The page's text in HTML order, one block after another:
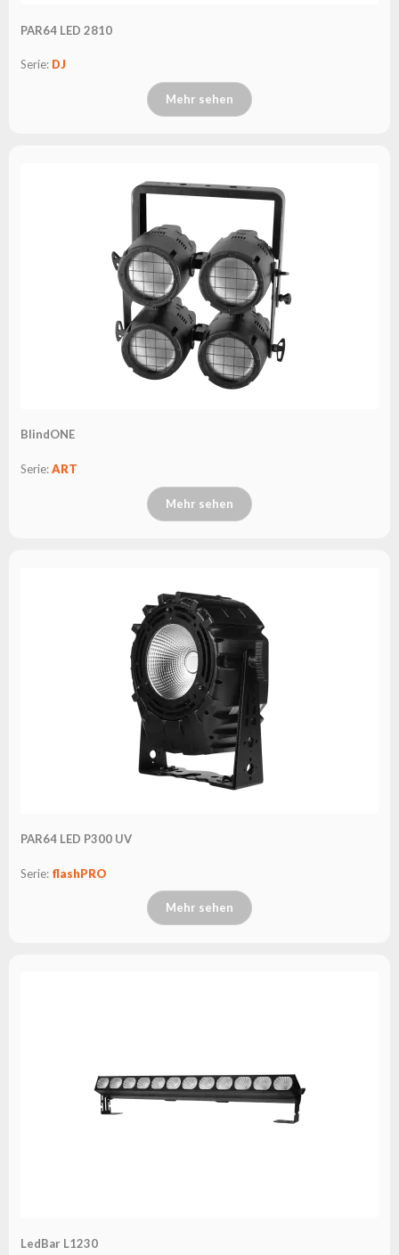
PAR64 LED 2810
Serie: DJ
Mehr sehen
BlindONE
Serie:ART
Mehr sehen
PAR64 LED P300 UV
Serie: flashPRO
Mehr sehen
LedBar L1230